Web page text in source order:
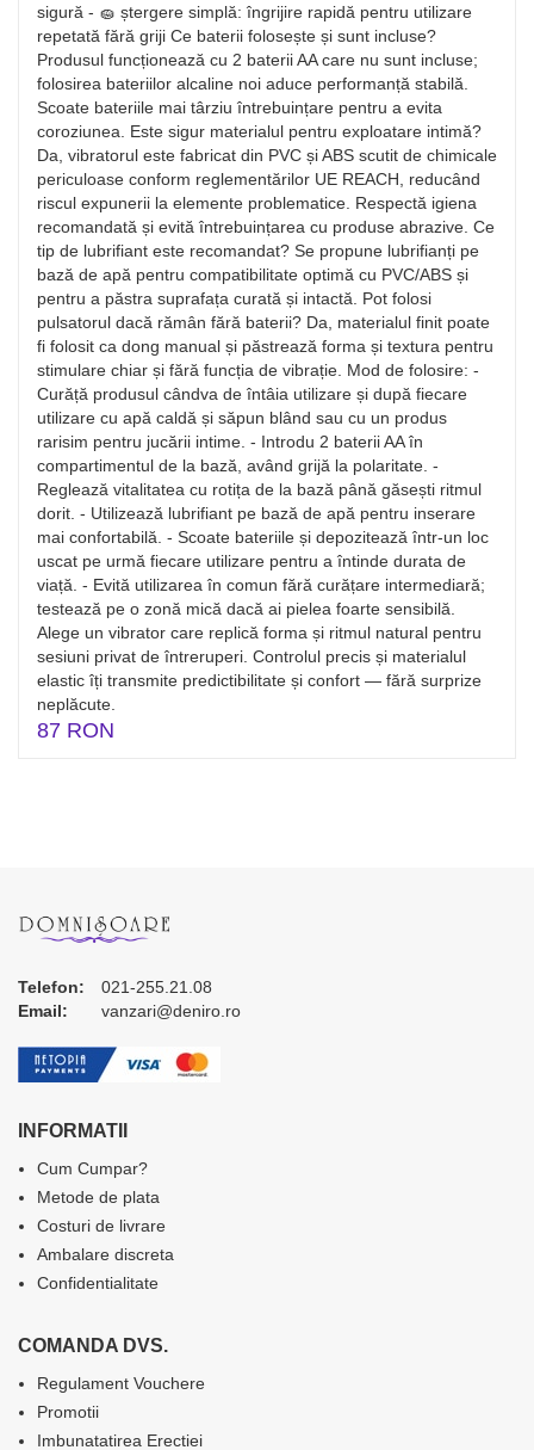
sigură - 🧽 ștergere simplă: îngrijire rapidă pentru utilizare
repetată fără griji Ce baterii folosește și sunt incluse?
Produsul funcționează cu 2 baterii AA care nu sunt incluse;
folosirea bateriilor alcaline noi aduce performanță stabilă.
Scoate bateriile mai târziu întrebuințare pentru a evita
coroziunea. Este sigur materialul pentru exploatare intimă?
Da, vibratorul este fabricat din PVC și ABS scutit de chimicale
periculoase conform reglementărilor UE REACH, reducând
riscul expunerii la elemente problematice. Respectă igiena
recomandată și evită întrebuințarea cu produse abrazive. Ce
tip de lubrifiant este recomandat? Se propune lubrifianți pe
bază de apă pentru compatibilitate optimă cu PVC/ABS și
pentru a păstra suprafața curată și intactă. Pot folosi
pulsatorul dacă rămân fără baterii? Da, materialul finit poate
fi folosit ca dong manual și păstrează forma și textura pentru
stimulare chiar și fără funcția de vibrație. Mod de folosire: -
Curăță produsul cândva de întâia utilizare și după fiecare
utilizare cu apă caldă și săpun blând sau cu un produs
rarisim pentru jucării intime. - Introdu 2 baterii AA în
compartimentul de la bază, având grijă la polaritate. -
Reglează vitalitatea cu rotița de la bază până găsești ritmul
dorit. - Utilizează lubrifiant pe bază de apă pentru inserare
mai confortabilă. - Scoate bateriile și depozitează într-un loc
uscat pe urmă fiecare utilizare pentru a întinde durata de
viață. - Evită utilizarea în comun fără curățare intermediară;
testează pe o zonă mică dacă ai pielea foarte sensibilă.
Alege un vibrator care replică forma și ritmul natural pentru
sesiuni privat de întreruperi. Controlul precis și materialul
elastic îți transmite predictibilitate și confort — fără surprize
neplăcute.
87 RON
Telefon:
021-255.21.08
Email:
vanzari@deniro.ro
INFORMATII
Cum Cumpar?
Metode de plata
Costuri de livrare
Ambalare discreta
Confidentialitate
COMANDA DVS.
Regulament Vouchere
Promotii
Imbunatatirea Erectiei